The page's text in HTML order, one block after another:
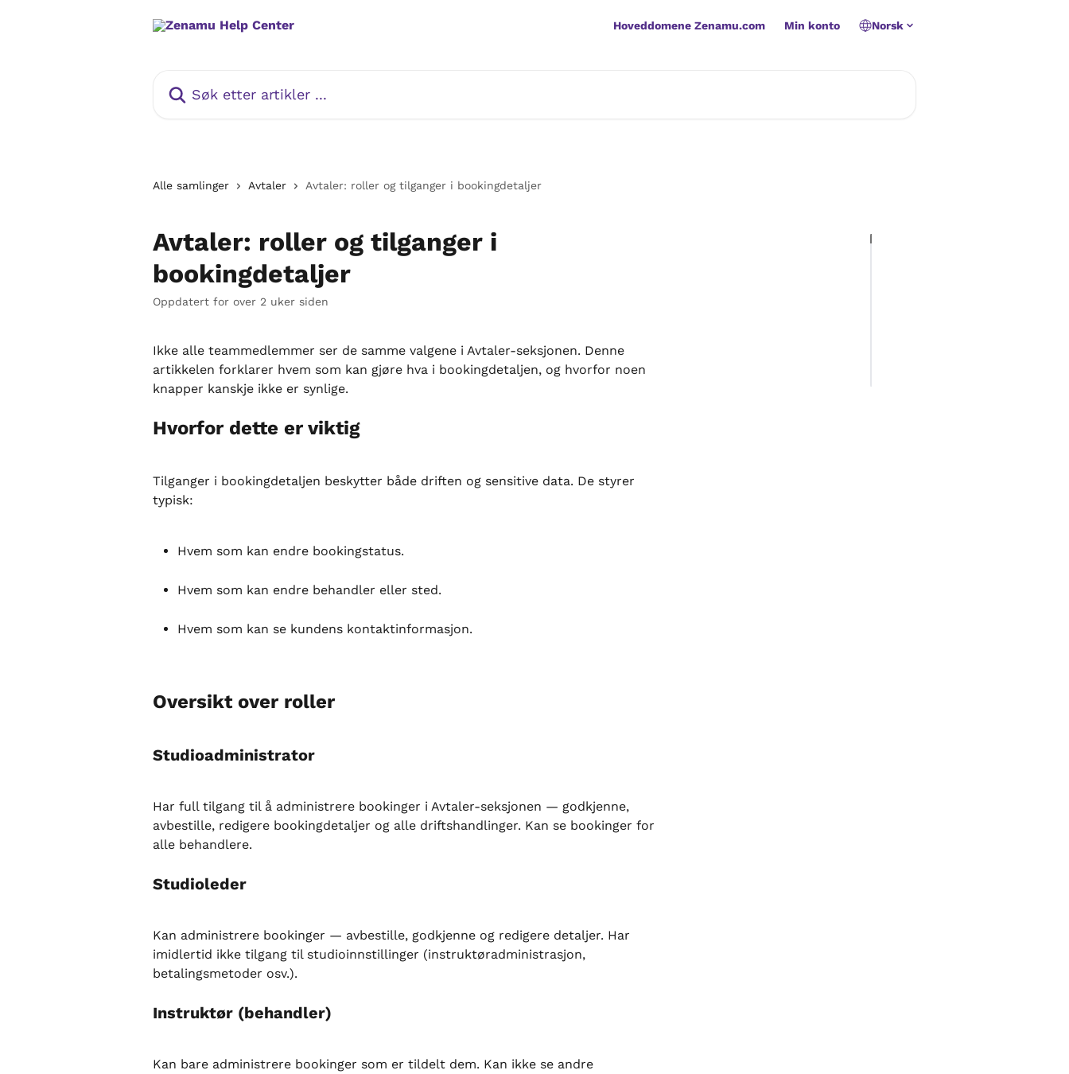
Hoveddomene Zenamu.com Min konto Norsk
Alle samlinger Avtaler Avtaler: roller og tilganger i bookingdetaljer
Avtaler: roller og tilganger i
bookingdetaljer
Oppdatert for over 2 uker siden
Ikke alle teammedlemmer ser de samme valgene i Avtaler-seksjonen. Denne
artikkelen forklarer hvem som kan gjøre hva i bookingdetaljen, og hvorfor noen
knapper kanskje ikke er synlige.
Hvorfor dette er viktig
Tilganger i bookingdetaljen beskytter både driften og sensitive data. De styrer
typisk:
Hvem som kan endre bookingstatus.
Hvem som kan endre behandler eller sted.
Hvem som kan se kundens kontaktinformasjon.
Oversikt over roller
Studioadministrator
Har full tilgang til å administrere bookinger i Avtaler-seksjonen — godkjenne,
avbestille, redigere bookingdetaljer og alle driftshandlinger. Kan se bookinger for
alle behandlere.
Studioleder
Kan administrere bookinger — avbestille, godkjenne og redigere detaljer. Har
imidlertid ikke tilgang til studioinnstillinger (instruktøradministrasjon,
betalingsmetoder osv.).
Instruktør (behandler)
Kan bare administrere bookinger som er tildelt dem. Kan ikke se andre